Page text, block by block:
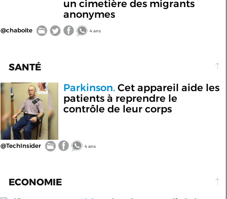
un cimetière des migrants
anonymes
@chaboite 4 ans
SANTÉ
Parkinson.Cet appareil aide les
patients à reprendre le
contrôle de leur corps
@TechInsider 4 ans
ECONOMIE